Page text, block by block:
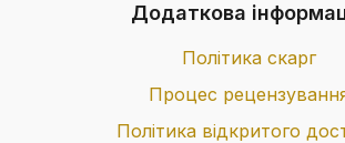
Додаткова
Політика скарг
Процес
Політика відкритого